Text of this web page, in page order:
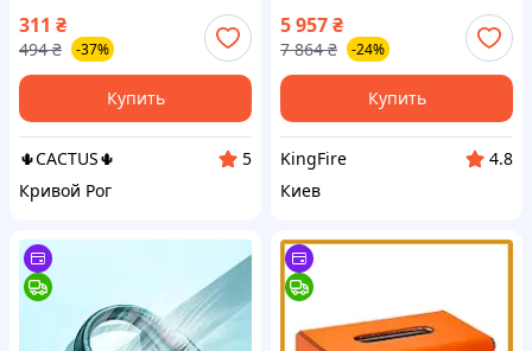
отдыхает с ноутбуком,
40x50, сложность 3
311 ₴
494 ₴ -37%
Купить
🌵CACTUS🌵
5
Кривой Рог
для работы обучение
домашний офис FIR41_R
5 957₴
7 864 ₴ -24%
Купить
KingFire
4.8
Киев